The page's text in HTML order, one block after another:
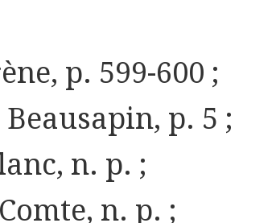
p. 599-600 ;
p. 5 ;
n. p. ;
n. p. ;